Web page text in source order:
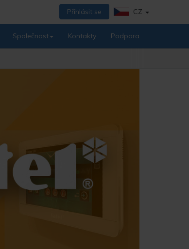
Přihlásit se CZ
Společnost Kontakty Podpora